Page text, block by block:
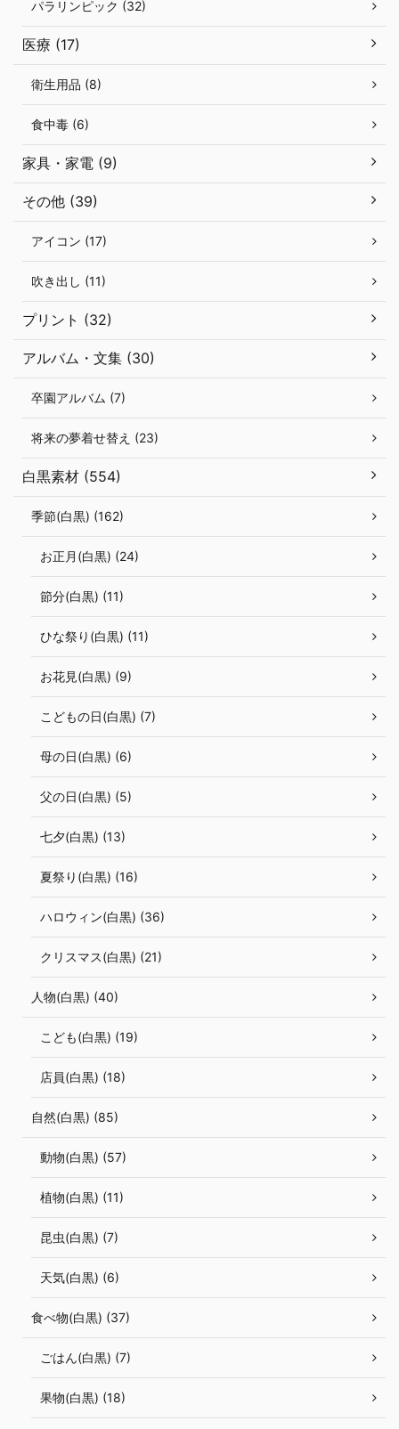
パラリンピック (32)
医療 (17)
衛生用品 (8)
食中毒 (6)
家具・家電 (9)
その他 (39)
アイコン (17)
吹き出し (11)
プリント (32)
アルバム・文集 (30)
卒園アルバム (7)
将来の夢着せ替え (23)
白黒素材 (554)
季節(白黒) (162)
お正月(白黒) (24)
節分(白黒) (11)
ひな祭り(白黒) (11)
お花見(白黒) (9)
こどもの日(白黒) (7)
母の日(白黒) (6)
父の日(白黒) (5)
七夕(白黒) (13)
夏祭り(白黒) (16)
ハロウィン(白黒) (36)
クリスマス(白黒) (21)
人物(白黒) (40)
こども(白黒) (19)
店員(白黒) (18)
自然(白黒) (85)
動物(白黒) (57)
植物(白黒) (11)
昆虫(白黒) (7)
天気(白黒) (6)
食べ物(白黒) (37)
ごはん(白黒) (7)
果物(白黒) (18)